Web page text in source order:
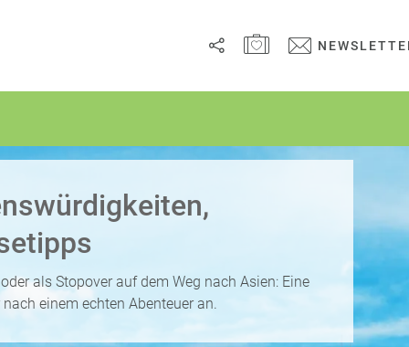
MERKZETTEL ÖFFNEN
als Stopover auf dem Weg nach Asien: Eine
einem echten Abenteuer an.